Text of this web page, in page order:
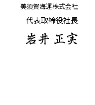
美須賀海運株式会社
代表取締役社長